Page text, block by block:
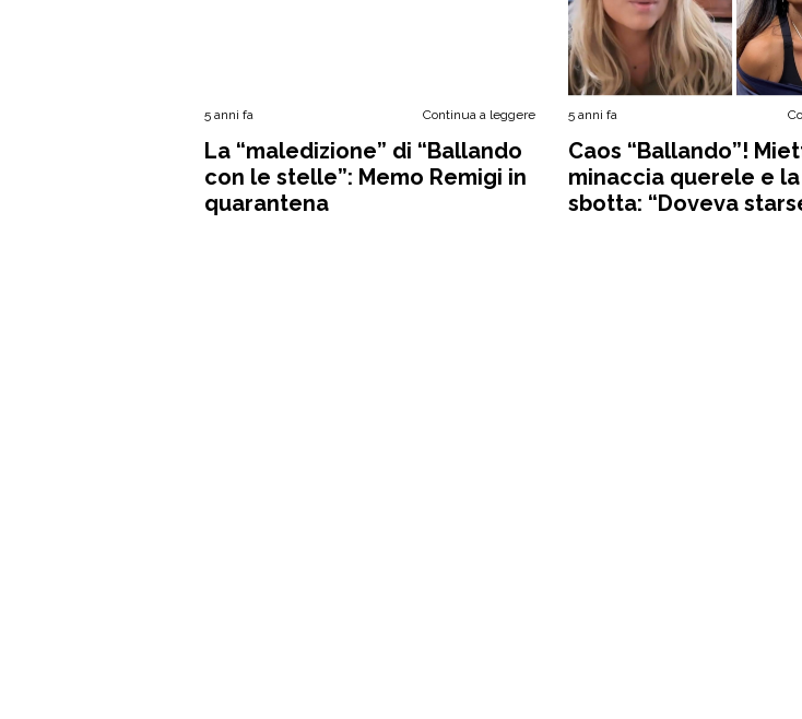
5 anni fa Continua a leggere
La “maledizione” di “Ballando
con le stelle”: Memo Remigi in
quarantena
5 anni fa
Caos “Ballando”!
minaccia querele e
sbotta: “Doveva